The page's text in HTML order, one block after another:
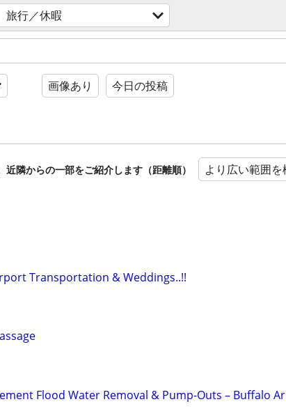
旅行／休暇
画像あり 今日の投稿
隣からの一部をご紹介します（距離順） より広い範囲
Transportation & Weddings..!!
Flood Water Removal & Pump-Outs – Buffalo